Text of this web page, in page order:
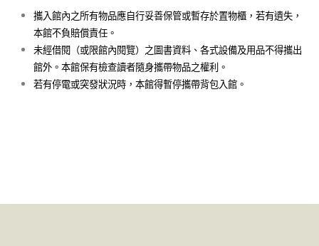
攜入館內之所有物品應自行妥善保管或暫存於置物櫃，若有遺失，
本館不負賠償責任。
未經借閱（或限館內閱覽）之圖書資料、各式設備及用品不得攜出
館外。本館保有檢查讀者隨身攜帶物品之權利。
若有停電或突發狀況時，本館得暫停攜帶背包入館。